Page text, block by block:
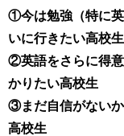
①今は勉強（特に
いに行きたい高校生
②英語をさらに得
かりたい高校生
③まだ自信がない
高校生